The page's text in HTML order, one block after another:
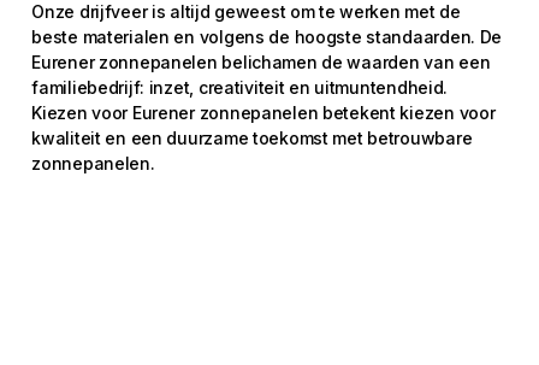
Onze drijfveer is altijd geweest om te werken met de
beste materialen en volgens de hoogste standaarden. De
Eurener zonnepanelen belichamen de waarden van een
familiebedrijf: inzet, creativiteit en uitmuntendheid.
Kiezen voor Eurener zonnepanelen betekent kiezen voor
kwaliteit en een duurzame toekomst met betrouwbare
zonnepanelen.